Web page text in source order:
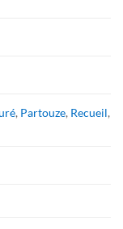
, Partouze, Recueil,